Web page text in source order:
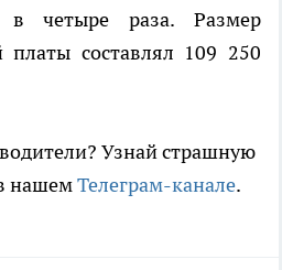
в четыре раза. Размер
платы составлял 109 250
Узнай страшную
нашемТелеграм-канале.